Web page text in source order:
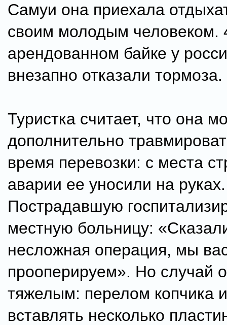
Самуи она приехала
своим молодым человеком.
арендованном байке у
внезапно отказали тормоза.
Туристка считает, что она
дополнительно
время перевозки: с места
аварии ее уносили на руках.
Пострадавшую
местную больницу:
несложная операция, мы
прооперируем». Но случай
тяжелым: перелом копчика
вставлять несколько